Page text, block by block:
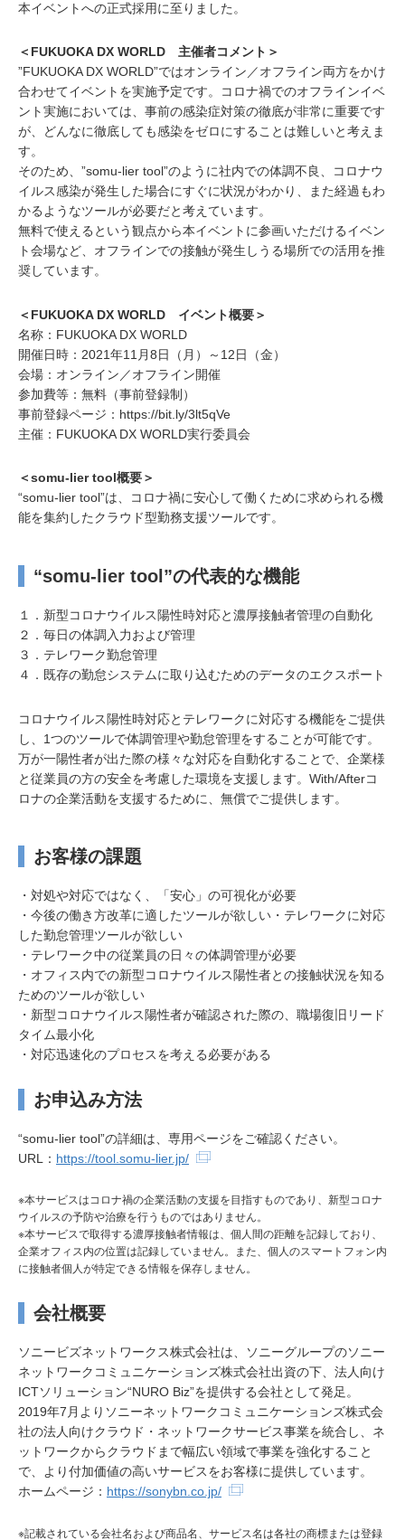
本イベントへの正式採用に至りました。
＜FUKUOKA DX WORLD 主催者コメント＞
”FUKUOKA DX WORLD”ではオンライン／オフライン両方をかけ
合わせてイベントを実施予定です。コロナ禍でのオフラインイベ
ント実施においては、事前の感染症対策の徹底が非常に重要です
が、どんなに徹底しても感染をゼロにすることは難しいと考えま
す。
そのため、”somu-lier tool”のように社内での体調不良、コロナウ
イルス感染が発生した場合にすぐに状況がわかり、また経過もわ
かるようなツールが必要だと考えています。
無料で使えるという観点から本イベントに参画いただけるイベン
ト会場など、オフラインでの接触が発生しうる場所での活用を推
奨しています。
＜FUKUOKA DX WORLD イベント概要＞
名称：FUKUOKA DX WORLD
開催日時：2021年11月8日（月）～12日（金）
会場：オンライン／オフライン開催
参加費等：無料（事前登録制）
事前登録ページ：https://bit.ly/3lt5qVe
主催：FUKUOKA DX WORLD実行委員会
＜somu-lier tool概要＞
“somu-lier tool”は、コロナ禍に安心して働くために求められる機
能を集約したクラウド型勤務支援ツールです。
“somu-lier tool”の代表的な機能
１．新型コロナウイルス陽性時対応と濃厚接触者管理の自動化
２．毎日の体調入力および管理
３．テレワーク勤怠管理
４．既存の勤怠システムに取り込むためのデータのエクスポート
コロナウイルス陽性時対応とテレワークに対応する機能をご提供
し、1つのツールで体調管理や勤怠管理をすることが可能です。
万が一陽性者が出た際の様々な対応を自動化することで、企業様
と従業員の方の安全を考慮した環境を支援します。With/Afterコ
ロナの企業活動を支援するために、無償でご提供します。
お客様の課題
・対処や対応ではなく、「安心」の可視化が必要
・今後の働き方改革に適したツールが欲しい・テレワークに対応
した勤怠管理ツールが欲しい
・テレワーク中の従業員の日々の体調管理が必要
・オフィス内での新型コロナウイルス陽性者との接触状況を知る
ためのツールが欲しい
・新型コロナウイルス陽性者が確認された際の、職場復旧リード
タイム最小化
・対応迅速化のプロセスを考える必要がある
お申込み方法
“somu-lier tool”の詳細は、専用ページをご確認ください。
URL： https://tool.somu-lier.jp/
※本サービスはコロナ禍の企業活動の支援を目指すものであり、新型コロナ
ウイルスの予防や治療を行うものではありません。
※本サービスで取得する濃厚接触者情報は、個人間の距離を記録しており、
企業オフィス内の位置は記録していません。また、個人のスマートフォン内
に接触者個人が特定できる情報を保存しません。
会社概要
ソニービズネットワークス株式会社は、ソニーグループのソニー
ネットワークコミュニケーションズ株式会社出資の下、法人向け
ICTソリューション“NURO Biz”を提供する会社として発足。
2019年7月よりソニーネットワークコミュニケーションズ株式会
社の法人向けクラウド・ネットワークサービス事業を統合し、ネ
ットワークからクラウドまで幅広い領域で事業を強化すること
で、より付加価値の高いサービスをお客様に提供しています。
ホームページ： https://sonybn.co.jp/
※記載されている会社名および商品名、サービス名は各社の商標または登録